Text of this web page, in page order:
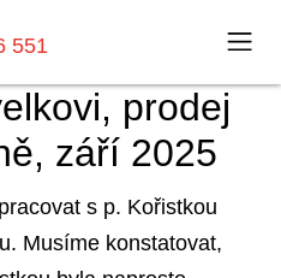
551
prodej
září 2025
s p. Kořistkou
Musíme konstatovat,